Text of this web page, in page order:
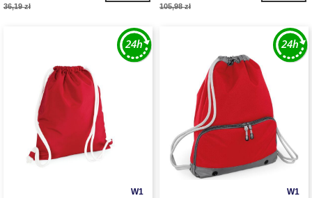
36,19 zł 105,98 zł
W1 W1